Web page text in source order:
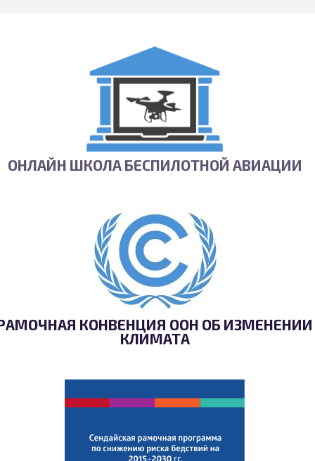
ОНЛАЙН ШКОЛА БЕСПИЛОТНОЙ АВИАЦИИ
КОНВЕНЦИЯ ООН ОБ ИЗМЕНЕНИИ
КЛИМАТА